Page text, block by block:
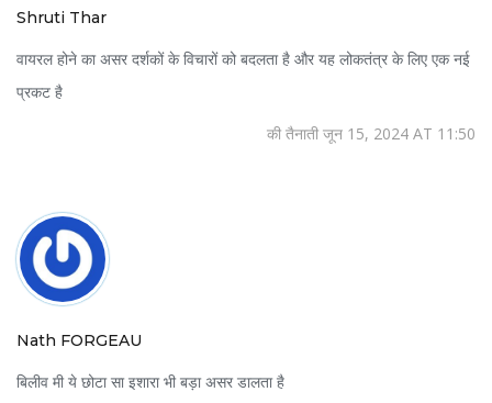
Shruti Thar
वायरल होने का असर दर्शकों के विचारों को बदलता है और यह लोकतंत्र के लिए एक नई
प्रकट है
की तैनाती जून 15, 2024 AT 11:50
Nath FORGEAU
बिलीव मी ये छोटा सा इशारा भी बड़ा असर डालता है